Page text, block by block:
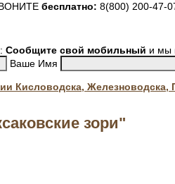
бесплатно: 8(800) 200-47-
Сообщите свой мобильный и мы
Ваше Имя
Кисловодска, Железноводска,
зори"